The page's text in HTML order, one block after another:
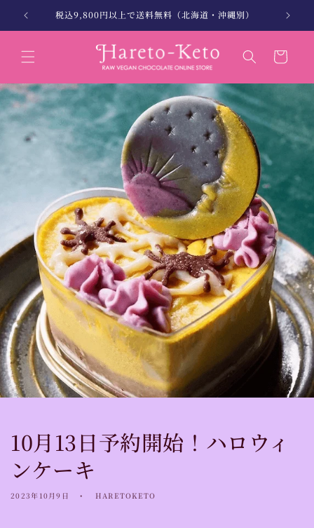
コンテン
ツに進む
税込9,800円以上で送料無料（北海道・沖縄別）
ー
10月13日予約開始！ハロウィ
ンケーキ
2023年10月9日 HARETOKETO